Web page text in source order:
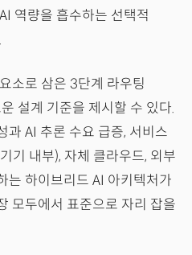
역량을 흡수하는 선택적
소로 삼은 3단계 라우팅
설계 기준을 제시할 수 있다.
과 AI 추론 수요 급증, 서비스
기 내부), 자체 클라우드, 외부
는 하이브리드 AI 아키텍처가
모두에서 표준으로 자리 잡을